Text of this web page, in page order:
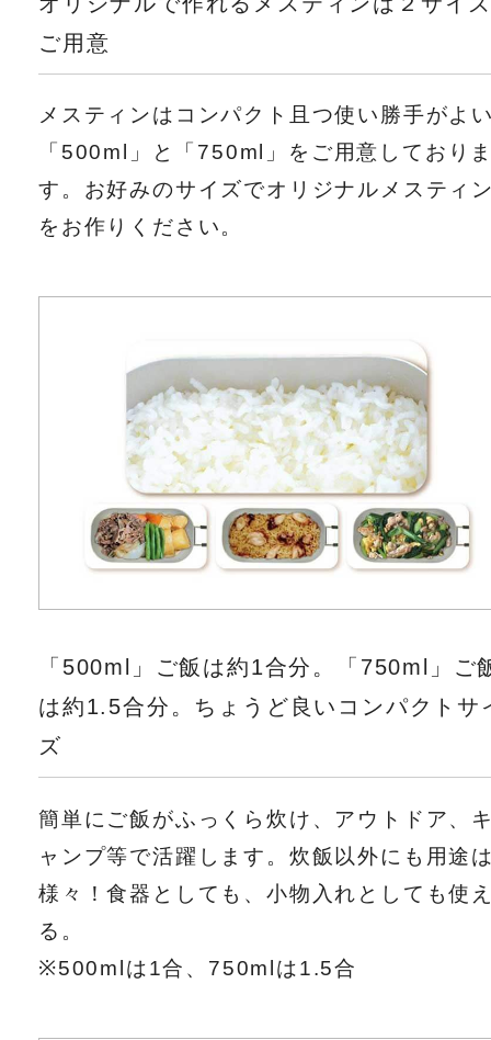
ご用意
メスティンはコンパクト且つ使い勝手がよ
「500ml」と「750ml」をご用意しており
す。お好みのサイズでオリジナルメスティ
をお作りください。
「500ml」ご飯は約1合分。「750ml」ご
は約1.5合分。ちょうど良いコンパクトサ
ズ
簡単にご飯がふっくら炊け、アウトドア、
ャンプ等で活躍します。炊飯以外にも用途
様々！食器としても、小物入れとしても使
る。
※500mlは1合、750mlは1.5合